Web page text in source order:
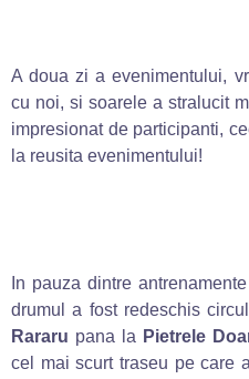
A doua zi a evenimentului,
cu noi, si soarele a stralucit
impresionat de participanti,
la reusita evenimentului!
In pauza dintre
drumul a fost redeschis
Rararu pana la Pietrele
cel mai scurt traseu pe care